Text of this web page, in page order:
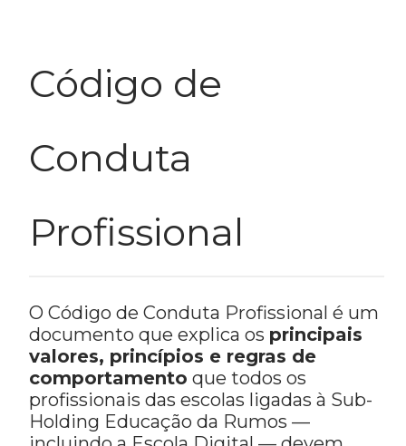
Código de
Conduta
Profissional
O Código de Conduta Profissional é um
documento que explica os principais
valores, princípios e regras de
comportamento que todos os
profissionais das escolas ligadas à Sub-
Holding Educação da Rumos —